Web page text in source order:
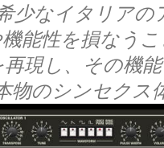
少なイタリア
能性を損なう
現し、その機
物のシンセクス